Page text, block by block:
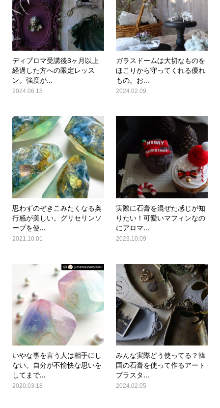
ディプロマ受講後3ヶ月以上
経過した方への限定レッス
ン。強度が...
2024.06.18
ガラスドームは大切なものを
ほこりから守ってくれる優れ
もの。お...
2024.02.09
思わずのぞきこみたくなる奥
行感が美しい。グリセリンソ
ープを使...
2021.10.01
実際に石膏を混ぜた感じが知
りたい！可愛いマフィンなの
にアロマ...
2023.10.09
いやな事を言う人は相手にし
ない。自分が不愉快な思いを
してまで...
2020.03.18
みんな実際どう使ってる？韓
国の石膏を使って作るアート
プラスタ...
2024.02.05